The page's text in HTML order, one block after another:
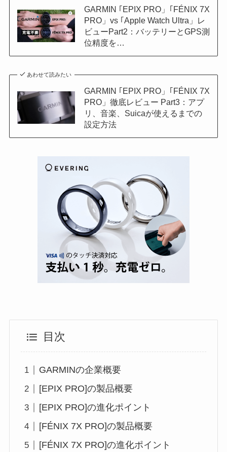
GARMIN ｢EPIX PRO」｢FÉNIX 7X
PRO」vs ｢Apple Watch Ultra」レ
ビューPart2：バッテリーとGPS測
位精度を…
あわせて読みたい
GARMIN ｢EPIX PRO」｢FÉNIX 7X
PRO」徹底レビュー Part3：アプ
リ、音楽、Suicaが使えるまでの
設定方法
目次
GARMINの企業概要
[EPIX PRO]の製品概要
[EPIX PRO]の進化ポイント
[FÉNIX 7X PRO]の製品概要
[FÉNIX 7X PRO]の進化ポイント